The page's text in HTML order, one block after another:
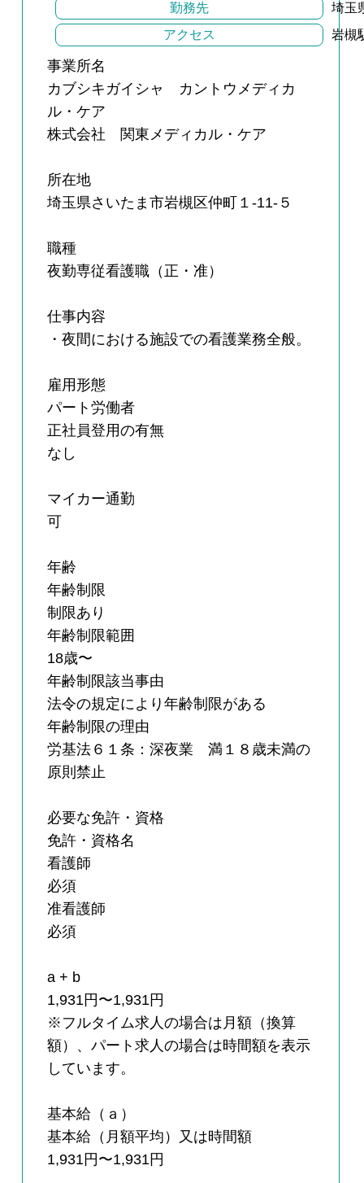
勤務先
埼玉
アクセス
岩槻
事業所名
カブシキガイシャ カントウメディカ
ル・ケア
株式会社 関東メディカル・ケア
所在地
埼玉県さいたま市岩槻区仲町１-11-５
職種
夜勤専従看護職（正・准）
仕事内容
・夜間における施設での看護業務全般。
雇用形態
パート労働者
正社員登用の有無
なし
マイカー通勤
可
年齢
年齢制限
制限あり
年齢制限範囲
18歳〜
年齢制限該当事由
法令の規定により年齢制限がある
年齢制限の理由
労基法６１条：深夜業 満１８歳未満の
原則禁止
必要な免許・資格
免許・資格名
看護師
必須
准看護師
必須
a + b
1,931円〜1,931円
※フルタイム求人の場合は月額（換算
額）、パート求人の場合は時間額を表示
しています。
基本給（ａ）
基本給（月額平均）又は時間額
1,931円〜1,931円